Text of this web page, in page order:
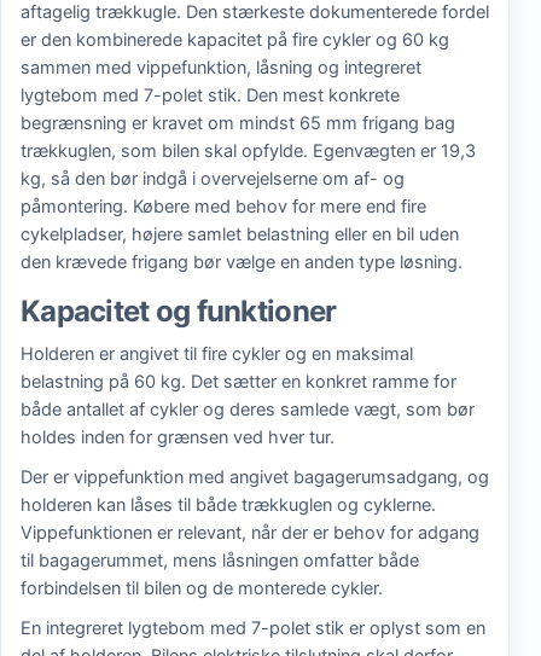
aftagelig trækkugle. Den stærkeste dokumenterede fordel
er den kombinerede kapacitet på fire cykler og 60 kg
sammen med vippefunktion, låsning og integreret
lygtebom med 7-polet stik. Den mest konkrete
begrænsning er kravet om mindst 65 mm frigang bag
trækkuglen, som bilen skal opfylde. Egenvægten er 19,3
kg, så den bør indgå i overvejelserne om af- og
påmontering. Købere med behov for mere end fire
cykelpladser, højere samlet belastning eller en bil uden
den krævede frigang bør vælge en anden type løsning.
Kapacitet og funktioner
Holderen er angivet til fire cykler og en maksimal
belastning på 60 kg. Det sætter en konkret ramme for
både antallet af cykler og deres samlede vægt, som bør
holdes inden for grænsen ved hver tur.
Der er vippefunktion med angivet bagagerumsadgang, og
holderen kan låses til både trækkuglen og cyklerne.
Vippefunktionen er relevant, når der er behov for adgang
til bagagerummet, mens låsningen omfatter både
forbindelsen til bilen og de monterede cykler.
En integreret lygtebom med 7-polet stik er oplyst som en